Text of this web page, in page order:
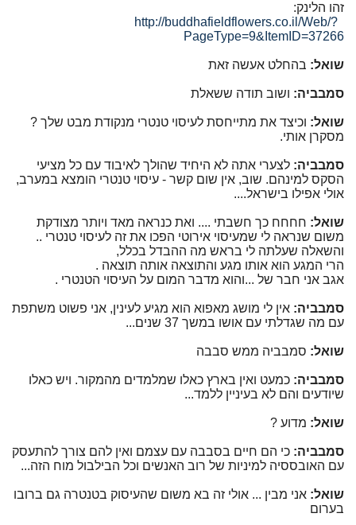
זהו הלינק:
http://buddhafieldflowers.co.il/Web/?
PageType=9&ItemID=37266
שואל: בהחלט אעשה זאת
סמבביה: ושוב תודה ששאלת
שואל: וכיצד את מתייחסת לעיסוי טנטרי מנקודת מבט שלך ?
מסקרן אותי.
סמבביה: לצערי אתה לא היחיד שהולך לאיבוד עם כל מציעי
הסקס למינהם. שוב, אין שום קשר - עיסוי טנטרי הומצא במערב,
אולי אפילו בישראל....
שואל: חחחח כך חשבתי .... ואת כנראה מאד ויותר מצודקת
משום שנראה לי שמעיסוי אירוטי הפכו את זה לעיסוי טנטרי ..
והשאלה שעלתה לי בראש מה ההבדל בכלל,
הרי המגע הוא אותו מגע והתוצאה אותה תוצאה .
אגב אני חבר של ...והוא מדבר המום על העיסוי הטנטרי .
סמבביה: אין לי מושג מאפוא הוא מגיע לעינין, אני פשוט משתפת
עם מה שגדלתי עם אושו במשך 37 שנים...
שואל: סמבביה ממש סבבה
סמבביה: כמעט ואין בארץ כאלו שמלמדים מהמקור. ויש כאלו
שיודעים והם לא בעיניין ללמד...
שואל: מדוע ?
סמבביה: כי הם חיים בסבבה עם עצמם ואין להם צורך להתעסק
עם האובססיה למיניות של רוב האנשים וכל הבילבול מוח הזה...
שואל: אני מבין ... אולי זה בא משום שהעיסוק בטנטרה גם ברובו
בערום